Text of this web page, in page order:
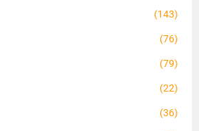
(143)
(76)
(79)
(22)
(36)